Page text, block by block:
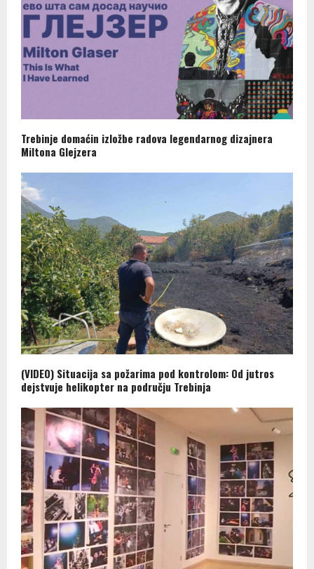
Trebinje domaćin izložbe radova legendarnog dizajnera
Miltona Glejzera
(VIDEO) Situacija sa požarima pod kontrolom: Od jutros
dejstvuje helikopter na području Trebinja